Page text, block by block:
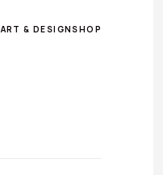
ART & DESIGNSHOP